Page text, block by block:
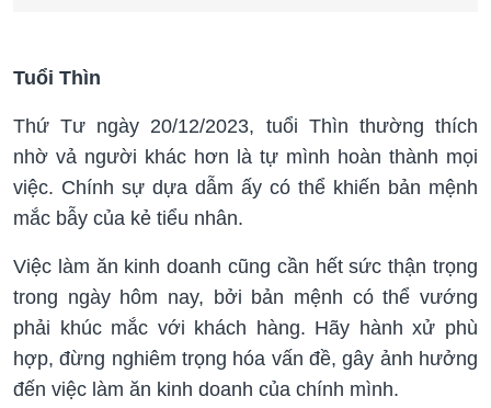
Tuổi Thìn
Thứ Tư ngày 20/12/2023, tuổi Thìn thường thích
nhờ vả người khác hơn là tự mình hoàn thành mọi
việc. Chính sự dựa dẫm ấy có thể khiến bản mệnh
mắc bẫy của kẻ tiểu nhân.
Việc làm ăn kinh doanh cũng cần hết sức thận trọng
trong ngày hôm nay, bởi bản mệnh có thể vướng
phải khúc mắc với khách hàng. Hãy hành xử phù
hợp, đừng nghiêm trọng hóa vấn đề, gây ảnh hưởng
đến việc làm ăn kinh doanh của chính mình.